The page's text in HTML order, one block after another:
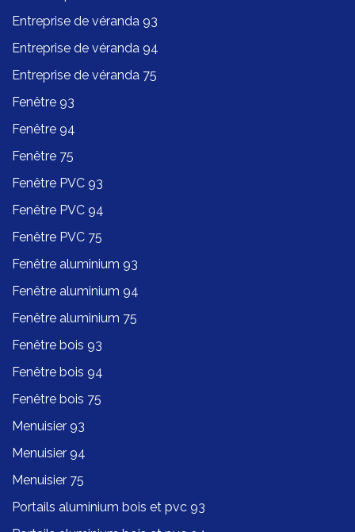
Entreprise de véranda 93
Entreprise de véranda 94
Entreprise de véranda 75
Fenêtre 93
Fenêtre 94
Fenêtre 75
Fenêtre PVC 93
Fenêtre PVC 94
Fenêtre PVC 75
Fenêtre aluminium 93
Fenêtre aluminium 94
Fenêtre aluminium 75
Fenêtre bois 93
Fenêtre bois 94
Fenêtre bois 75
Menuisier 93
Menuisier 94
Menuisier 75
Portails aluminium bois et pvc 93